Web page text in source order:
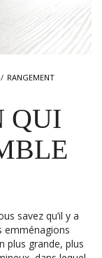
RANGEMENT
QUI
savez qu’il y a
emménagions
plus grande, plus